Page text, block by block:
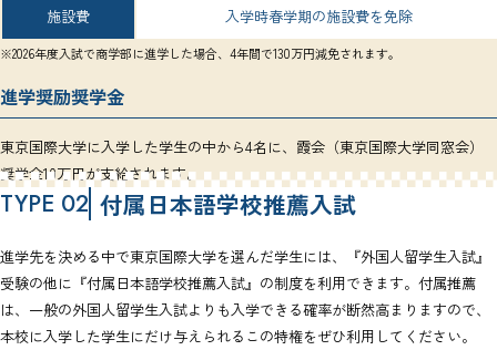
施設費 入学時春学期の施設費を免除
※2026年度入試で商学部に進学した場合、4年間で130万円減免されます。
進学奨励奨学金
東京国際大学に入学した学生の中から4名に、霞会（東京国際大学同窓会）
奨学金10万円が支給されます。
TYPE 02 付属日本語学校推薦入試
進学先を決める中で東京国際大学を選んだ学生には、『外国人留学生入試』
受験の他に『付属日本語学校推薦入試』の制度を利用できます。付属推薦
は、一般の外国人留学生入試よりも入学できる確率が断然高まりますので、
本校に入学した学生にだけ与えられるこの特権をぜひ利用してください。